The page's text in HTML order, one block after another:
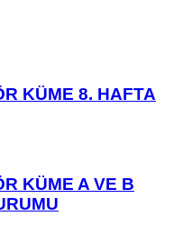
KÜME 8. HAFTA
KÜME A VE B